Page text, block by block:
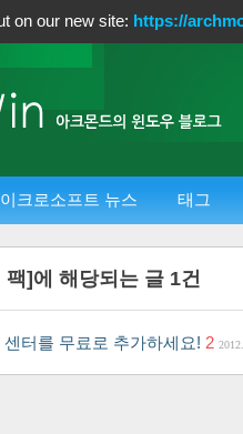
on our new site: https://
크로소프트 뉴스 태그
팩]에 해당되는 글 1건
터를 무료로 추가하세요! 2